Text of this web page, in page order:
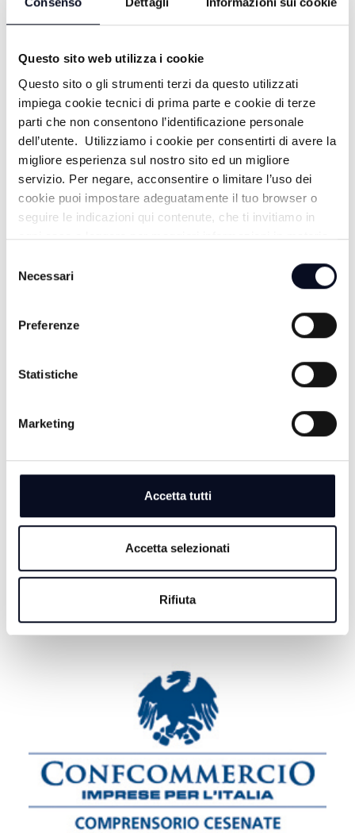
Questo sito web utilizza i cookie
Questo sito o gli strumenti terzi da questo utilizzati
impiega cookie tecnici di prima parte e cookie di terze
parti che non consentono l’identificazione personale
dell’utente. Utilizziamo i cookie per consentirti di avere la
migliore esperienza sul nostro sito ed un migliore
servizio. Per negare, acconsentire o limitare l’uso dei
cookie puoi impostare adeguatamente il tuo browser o
seguire le indicazioni qui contenute, che ti invitiamo in
ogni caso a leggere per maggiori informazioni in materia
delNecessari
Preferenze
Statistiche
Marketing
Accetta tutti
Accetta selezionati
Rifiuta
ALTRE NOTIZIE
7 AGOSTO 2026
7 AGOSTO 2026
dimostrare il mio valore" | VIDEO